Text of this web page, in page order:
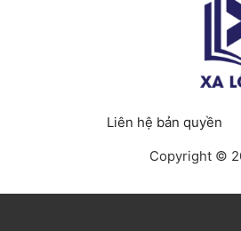
Liên hệ bản quyền
Copyright ©